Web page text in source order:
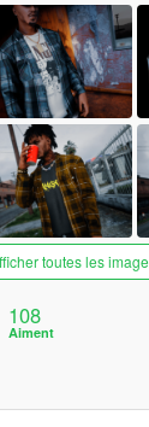
toutes les
108
Aiment